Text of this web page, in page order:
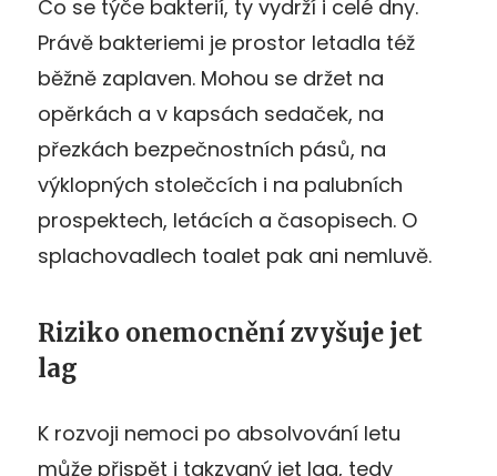
Co se týče bakterií, ty vydrží i celé dny.
Právě bakteriemi je prostor letadla též
běžně zaplaven. Mohou se držet na
opěrkách a v kapsách sedaček, na
přezkách bezpečnostních pásů, na
výklopných stolečcích i na palubních
prospektech, letácích a časopisech. O
splachovadlech toalet pak ani nemluvě.
Riziko onemocnění zvyšuje jet
lag
K rozvoji nemoci po absolvování letu
může přispět i takzvaný jet lag, tedy